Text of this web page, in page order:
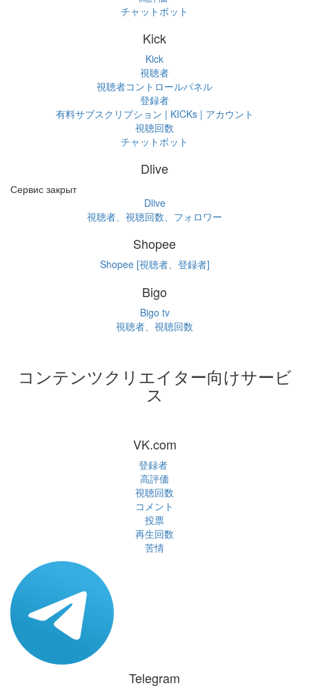
チャットボット
Kick
Kick
視聴者
視聴者コントロールパネル
登録者
有料サブスクリプション | KICKs | アカウント
視聴回数
チャットボット
Dlive
Сервис закрыт
Dlive
視聴者、視聴回数、フォロワー
Shopee
Shopee [視聴者、登録者]
Bigo
Bigo tv
視聴者、視聴回数
コンテンツクリエイター向けサービ
ス
VK.com
登録者
高評価
視聴回数
コメント
投票
再生回数
苦情
Telegram